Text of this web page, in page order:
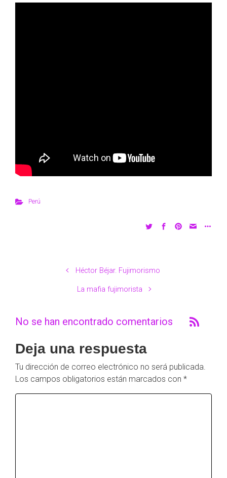
Perú
Héctor Béjar. Fujimorismo
La mafia fujimorista
No se han encontrado comentarios
Deja una respuesta
Tu dirección de correo electrónico no será publicada.
Los campos obligatorios están marcados con *